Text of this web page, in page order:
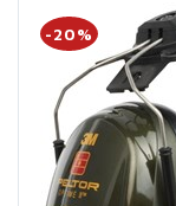
-20%